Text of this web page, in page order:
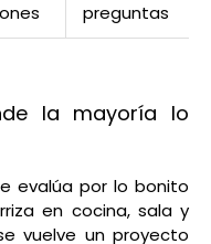
preguntas
la mayoría lo
evalúa por lo bonito
en cocina, sala y
vuelve un proyecto